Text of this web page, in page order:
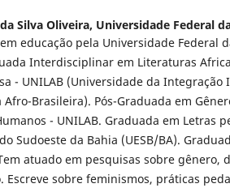
Silva Oliveira, Universidade Federal
educação pela Universidade Federal
Interdisciplinar em Literaturas
- UNILAB (Universidade da Integração
Afro-Brasileira). Pós-Graduada em
- UNILAB. Graduada em Letras
Sudoeste da Bahia (UESB/BA).
atuado em pesquisas sobre gênero,
Escreve sobre feminismos, práticas